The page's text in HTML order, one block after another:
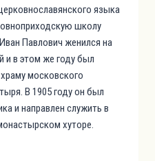
языка
школу
Павлович женился на
и в этом же году был
московского
В 1905 году он был
и направлен служить в
хуторе.